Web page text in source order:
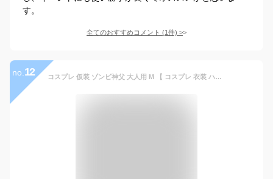
す。
全てのおすすめコメント (1件) >
no. 12 コスプレ 仮装 ゾンビ神父 大人用 M 【 コスプレ 衣装 ハロウィン 仮装 コスチューム 怖い ホラー メンズ 男性用 スプラッター 余興 グロテスク パーティーグッズ 】